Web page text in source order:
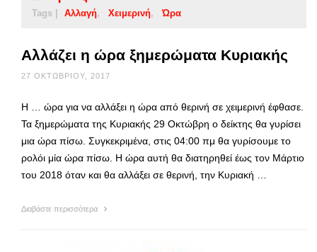
Tags | Αλλαγή Χειμερινή Ώρα
Αλλάζει η ώρα ξημερώματα Κυριακής
27 ΟΚΤΩΒΡΊΟΥ, 2017
Η … ώρα για να αλλάξει η ώρα από θερινή σε χειμερινή έφθασε.
Τα ξημερώματα της Κυριακής 29 Οκτώβρη ο δείκτης θα γυρίσει
μια ώρα πίσω. Συγκεκριμένα, στις 04:00 πμ θα γυρίσουμε το
ρολόι μία ώρα πίσω. Η ώρα αυτή θα διατηρηθεί έως τον Μάρτιο
του 2018 όταν και θα αλλάξει σε θερινή, την Κυριακή …
Διαβάστε περισσότερα